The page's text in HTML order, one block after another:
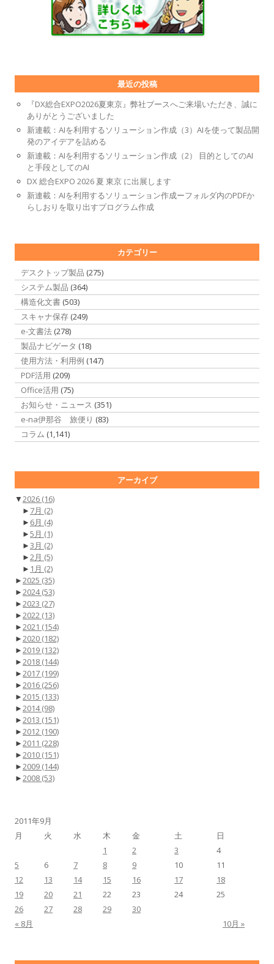
最近の投稿
『DX総合EXPO2026夏東京』弊社ブースへご来場いただき、誠に
ありがとうございました
新連載：AIを利用するソリューション作成（3）AIを使って製品開
発のアイデアを詰める
新連載：AIを利用するソリューション作成（2） 目的としてのAI
と手段としてのAI
DX 総合EXPO 2026 夏 東京 に出展します
新連載：AIを利用するソリューション作成ーフォルダ内のPDFか
らしおりを取り出すプログラム作成
カテゴリー
デスクトップ製品 (275)
システム製品 (364)
構造化文書 (503)
スキャナ保存 (249)
e-文書法 (278)
製品ナビゲータ (18)
使用方法・利用例 (147)
PDF活用 (209)
Office活用 (75)
お知らせ・ニュース (351)
e-na伊那谷 旅便り (83)
コラム (1,141)
アーカイブ
▼2026 (16)
► 7月 (2)
► 6月 (4)
►5月 (1)
►3月 (2)
►2月 (5)
► 1月 (2)
►2025 (35)
►2024(53)
►2023 (27)
►2022 (13)
►2021 (154)
►2020 (182)
►2019 (132)
►2018 (144)
►2017 (199)
►2016 (256)
►2015 (133)
►2014(98)
►2013 (151)
►2012 (190)
►2011 (228)
►2010 (151)
►2009 (144)
►2008 (53)
2011年9月
月
火 水 木 金 土 日
« 8月 10月 »
1 2 3
4
5
6 7 8 9 10
11
12
13 14 15 16 17
18
19
20 21 22 23 24
25
26
27 28 29 30